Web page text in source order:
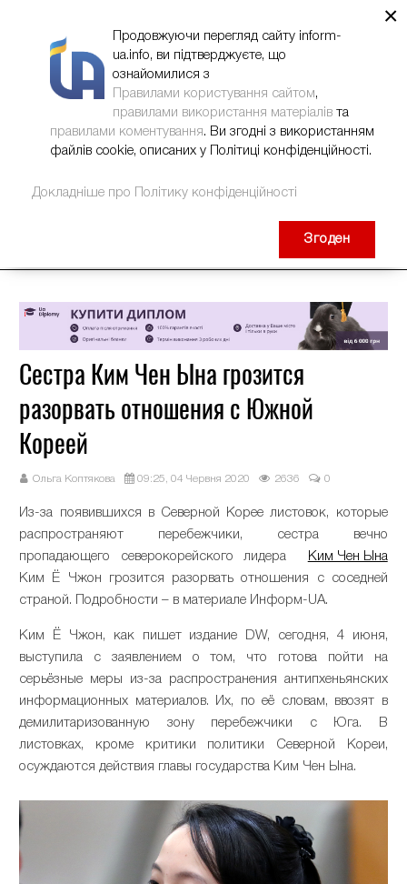
Сестра Ким Чен Ына грозится
разорвать отношения с Южной
Кореей
Ольга Коптякова 09:25, 04 Червня 2020 2636 0
Из-за появившихся в Северной Корее листовок, которые
распространяют перебежчики, сестра вечно
пропадающего северокорейского лидера
Ким Чен Ына
Ким Ё Чжон грозится разорвать отношения с соседней
страной. Подробности – в материале Информ-UA.
Ким Ё Чжон, как пишет издание DW, сегодня, 4 июня,
выступила с заявлением о том, что готова пойти на
серьёзные меры из-за распространения антипхеньянских
информационных материалов. Их, по её словам, ввозят в
демилитаризованную зону перебежчики с Юга. В
листовках, кроме критики политики Северной Кореи,
осуждаются действия главы государства Ким Чен Ына.
×
Продовжуючи перегляд сайту inform-
ua.info, ви підтверджуєте, що
ознайомилися з
Правилами користування сайтом,
правилами використання матеріалів та
правилами коментування. Ви згодні з використанням
файлів cookie, описаних у Політиці конфіденційності.
Докладніше про Політику конфіденційності
Згоден